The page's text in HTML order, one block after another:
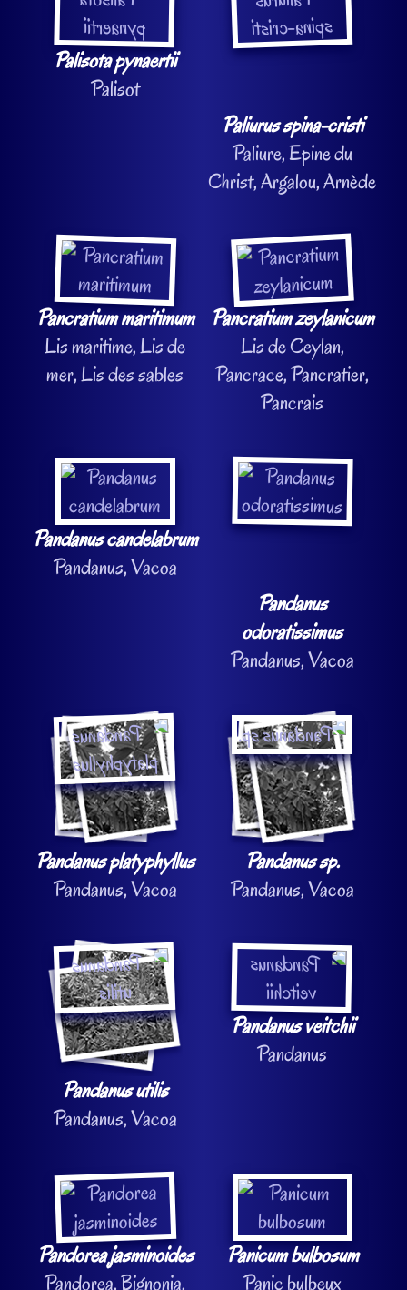
Palisota pynaertii
Palisot
Paliurus spina-cristi
Paliure, Epine du
Christ, Argalou, Arnède
Pancratium maritimum
Lis maritime, Lis de
mer, Lis des sables
Pancratium zeylanicum
Lis de Ceylan,
Pancrace, Pancratier,
Pancrais
Pandanus candelabrum
Pandanus, Vacoa
Pandanus
odoratissimus
Pandanus, Vacoa
Pandanus platyphyllus
Pandanus, Vacoa
Pandanus sp.
Pandanus, Vacoa
Pandanus utilis
Pandanus, Vacoa
Pandanus veitchii
Pandanus
Pandorea jasminoides
Pandorea, Bignonia,
Panicum bulbosum
Panic bulbeux